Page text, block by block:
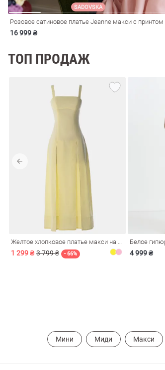
SADOVSKA
Розовое сатиновое платье Jeanne макси с принтом
16 999 ₴
ТОП ПРОДАЖ
1 299 ₴ 3 799 ₴ - 66%
Белое
4 999 ₴
Мини Миди Макси